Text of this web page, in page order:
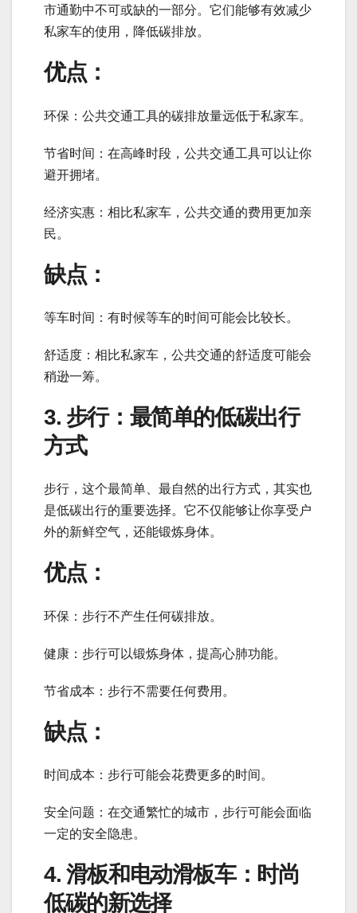
市通勤中不可或缺的一部分。它们能够有效减少
私家车的使用，降低碳排放。
优点：
环保：公共交通工具的碳排放量远低于私家车。
节省时间：在高峰时段，公共交通工具可以让你
避开拥堵。
经济实惠：相比私家车，公共交通的费用更加亲
民。
缺点：
等车时间：有时候等车的时间可能会比较长。
舒适度：相比私家车，公共交通的舒适度可能会
稍逊一筹。
3. 步行：最简单的低碳出行
方式
步行，这个最简单、最自然的出行方式，其实也
是低碳出行的重要选择。它不仅能够让你享受户
外的新鲜空气，还能锻炼身体。
优点：
环保：步行不产生任何碳排放。
健康：步行可以锻炼身体，提高心肺功能。
节省成本：步行不需要任何费用。
缺点：
时间成本：步行可能会花费更多的时间。
安全问题：在交通繁忙的城市，步行可能会面临
一定的安全隐患。
4. 滑板和电动滑板车：时尚
低碳的新选择